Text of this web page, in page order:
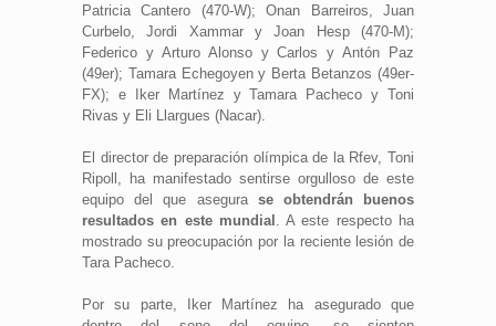
Patricia Cantero (470-W); Onan Barreiros, Juan
Curbelo, Jordi Xammar y Joan Hesp (470-M);
Federico y Arturo Alonso y Carlos y Antón Paz
(49er); Tamara Echegoyen y Berta Betanzos (49er-
FX); e Iker Martínez y Tamara Pacheco y Toni
Rivas y Eli Llargues (Nacar).
El director de preparación olímpica de la Rfev, Toni
Ripoll, ha manifestado sentirse orgulloso de este
equipo del que asegura se obtendrán buenos
resultados en este mundial
. A este respecto ha
mostrado su preocupación por la reciente lesión de
Tara Pacheco.
Por su parte, Iker Martínez ha asegurado que